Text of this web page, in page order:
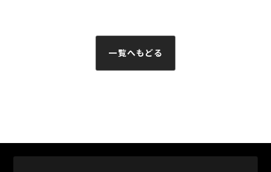
一覧へもどる